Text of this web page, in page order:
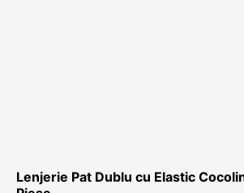
Lenjerie Pat Dublu cu Elastic